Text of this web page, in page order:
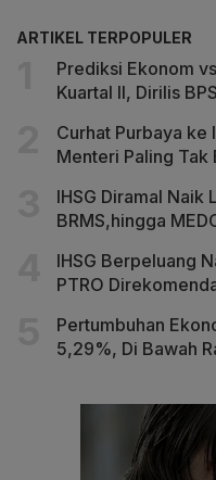
ARTIKEL TERPOPULER
Prediksi Ekonom
Kuartal II, Dirilis
Curhat Purbaya ke
Menteri Paling Tak
IHSG Diramal Naik
BRMS,hingga
IHSG Berpeluang
PTRO
Pertumbuhan
5,29%, Di Bawah